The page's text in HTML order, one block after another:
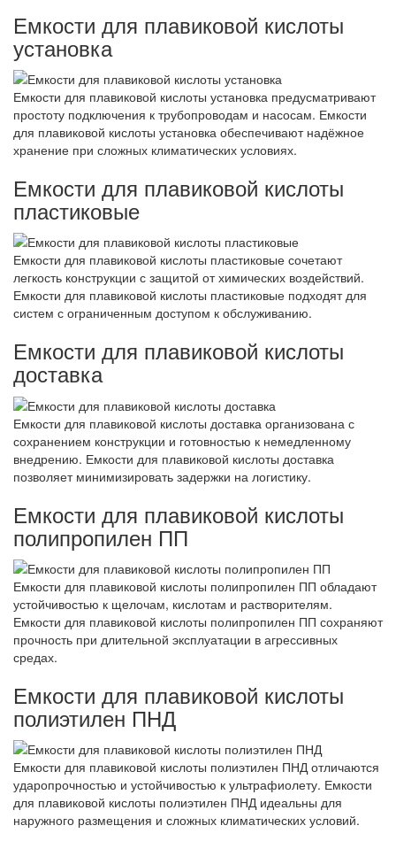
Емкости для плавиковой кислоты
установка
Емкости для плавиковой кислоты установка предусматривают
простоту подключения к трубопроводам и насосам. Емкости
для плавиковой кислоты установка обеспечивают надёжное
хранение при сложных климатических условиях.
Емкости для плавиковой кислоты
пластиковые
Емкости для плавиковой кислоты пластиковые сочетают
легкость конструкции с защитой от химических воздействий.
Емкости для плавиковой кислоты пластиковые подходят для
систем с ограниченным доступом к обслуживанию.
Емкости для плавиковой кислоты
доставка
Емкости для плавиковой кислоты доставка организована с
сохранением конструкции и готовностью к немедленному
внедрению. Емкости для плавиковой кислоты доставка
позволяет минимизировать задержки на логистику.
Емкости для плавиковой кислоты
полипропилен ПП
Емкости для плавиковой кислоты полипропилен ПП обладают
устойчивостью к щелочам, кислотам и растворителям.
Емкости для плавиковой кислоты полипропилен ПП сохраняют
прочность при длительной эксплуатации в агрессивных
средах.
Емкости для плавиковой кислоты
полиэтилен ПНД
Емкости для плавиковой кислоты полиэтилен ПНД отличаются
ударопрочностью и устойчивостью к ультрафиолету. Емкости
для плавиковой кислоты полиэтилен ПНД идеальны для
наружного размещения и сложных климатических условий.